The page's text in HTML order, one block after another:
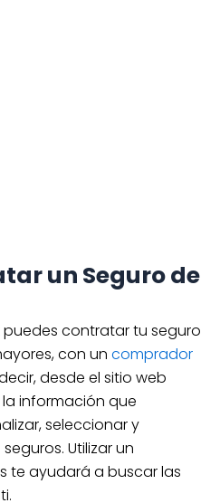
un Seguro de
puedes contratar tu seguro
con un comprador
desde el sitio web
información que
seleccionar y
Utilizar un
te ayudará a buscar las